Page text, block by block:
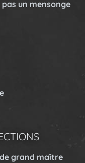
un mensonge
grand maître